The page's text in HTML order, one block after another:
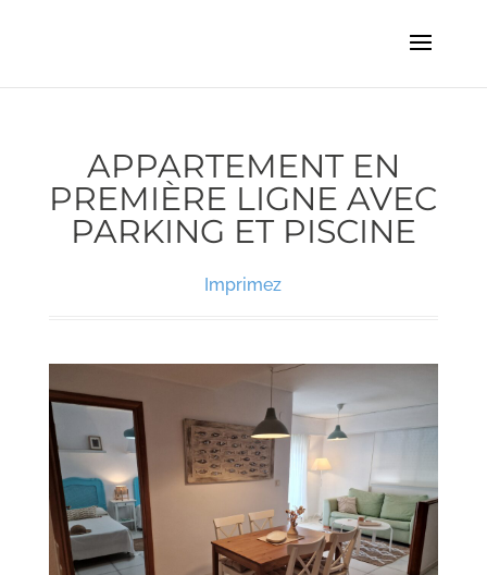
APPARTEMENT EN
PREMIÈRE LIGNE AVEC
PARKING ET PISCINE
Imprimez